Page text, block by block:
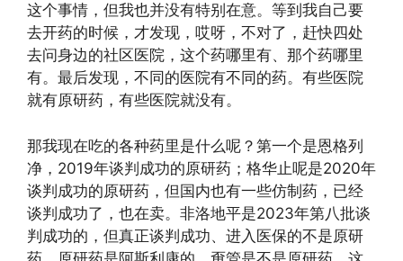
这个事情，但我也并没有特别在意。等到我自己要
去开药的时候，才发现，哎呀，不对了，赶快四处
去问身边的社区医院，这个药哪里有、那个药哪里
有。最后发现，不同的医院有不同的药。有些医院
就有原研药，有些医院就没有。
那我现在吃的各种药里是什么呢？第一个是恩格列
净，2019年谈判成功的原研药；格华止呢是2020年
谈判成功的原研药，但国内也有一些仿制药，已经
谈判成功了，也在卖。非洛地平是2023年第八批谈
判成功的，但真正谈判成功、进入医保的不是原研